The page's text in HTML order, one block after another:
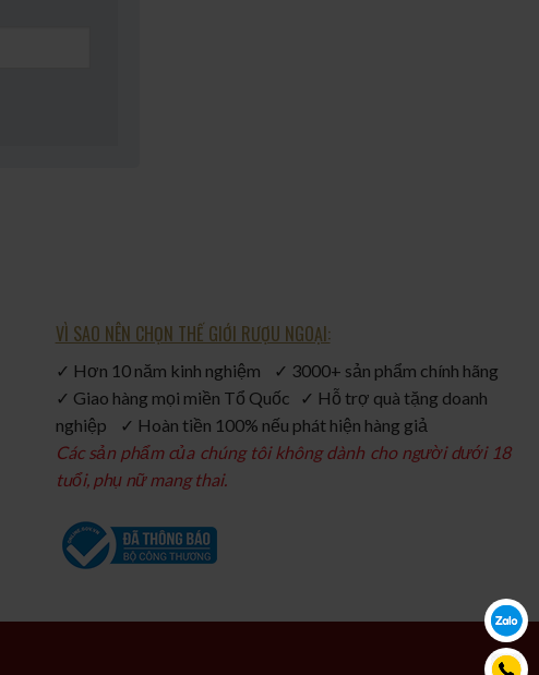
VÌ SAO NÊN CHỌN THẾ GIỚI RƯỢU NGOẠI:
✓ Hơn 10 năm kinh nghiệm ✓ 3000+ sản phẩm chính hãng
✓ Giao hàng mọi miền Tổ Quốc ✓ Hỗ trợ quà tặng doanh
nghiệp ✓ Hoàn tiền 100% nếu phát hiện hàng giả
Các sản phẩm của chúng tôi không dành cho người dưới 18
tuổi, phụ nữ mang thai.